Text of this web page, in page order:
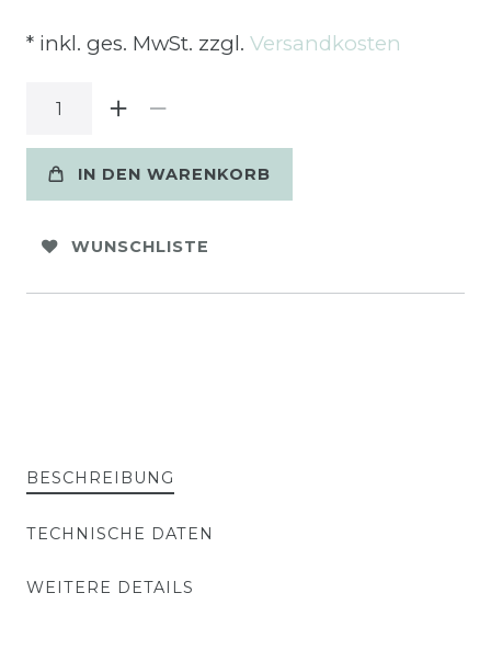
* inkl. ges. MwSt. zzgl. Versandkosten
IN DEN WARENKORB
WUNSCHLISTE
BESCHREIBUNG
TECHNISCHE DATEN
WEITERE DETAILS